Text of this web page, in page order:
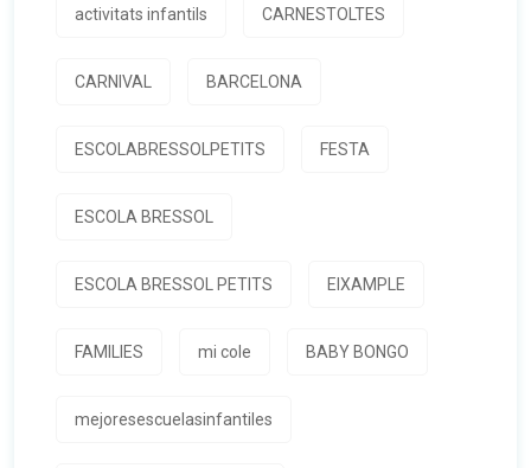
activitats infantils CARNESTOLTES
CARNIVAL BARCELONA
ESCOLABRESSOLPETITS FESTA
ESCOLA BRESSOL
ESCOLA BRESSOL PETITS EIXAMPLE
FAMILIES mi cole BABY BONGO
mejoresescuelasinfantiles